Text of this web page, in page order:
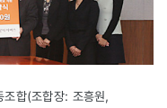
합(조합장: 조흥원,